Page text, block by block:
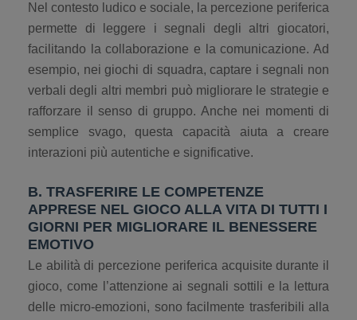
Nel contesto ludico e sociale, la percezione periferica
permette di leggere i segnali degli altri giocatori,
facilitando la collaborazione e la comunicazione. Ad
esempio, nei giochi di squadra, captare i segnali non
verbali degli altri membri può migliorare le strategie e
rafforzare il senso di gruppo. Anche nei momenti di
semplice svago, questa capacità aiuta a creare
interazioni più autentiche e significative.
B. TRASFERIRE LE COMPETENZE
APPRESE NEL GIOCO ALLA VITA DI TUTTI I
GIORNI PER MIGLIORARE IL BENESSERE
EMOTIVO
Le abilità di percezione periferica acquisite durante il
gioco, come l’attenzione ai segnali sottili e la lettura
delle micro-emozioni, sono facilmente trasferibili alla